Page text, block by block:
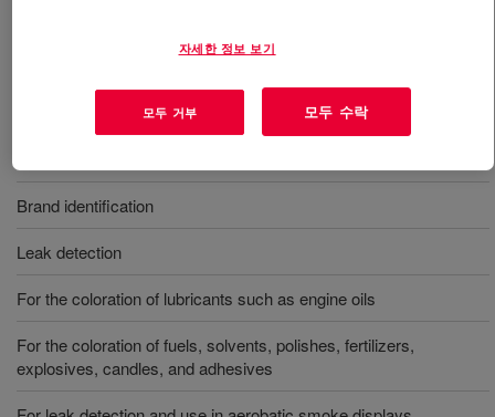
Coloration of oil-based products such as lubricant, fluids, and
Brand identification
Leak detection
For the coloration of lubricants such as engine oils
For the coloration of fuels, solvents, polishes, fertilizers,
explosives, candles, and adhesives
자세한 정보 보기
모두 거부 모두 수락